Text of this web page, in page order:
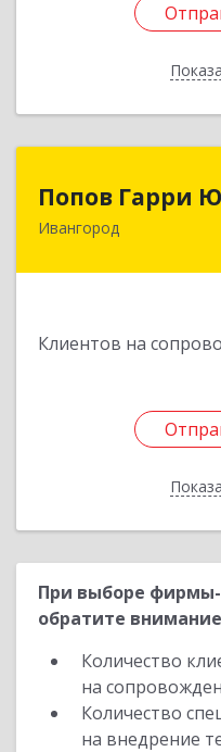
Попов Гарри
Ивангород
Клиентов на
При выборе
обратите
Количество
на
Количество
на внедрение